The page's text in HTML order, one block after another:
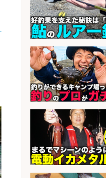
造
会社名 UTグルー
レジカウンター/
の簡単レジ 未経
1日2h
会社名 オーケー株
レジカウンター/
お釣りの計算不
間